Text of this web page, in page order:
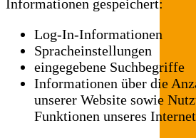
Informationen gespeichert:
Log-In-Informationen
Spracheinstellungen
eingegebene Suchbegriffe
Informationen über die
unserer Website sowie
Funktionen unseres